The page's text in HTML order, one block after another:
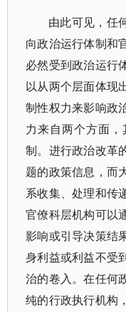
由此可见，任
向政治运行体制和
必然受到政治运行
以从两个层面体现
制性权力来影响政
力来自两个方面
制。进行政治改革
题的政策信息，而
系收集、处理和传
官僚科层机构可以
影响或引导决策结
身利益或利益不受
治的卷入。在任何
纯的行政执行机构